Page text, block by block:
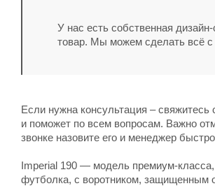
У нас есть собственная
товар. Мы можем сделать всё с
Если нужна консультация –
и поможет по всем вопросам. Важно
звонке назовите его и менеджер
Imperial 190 — модель премиум-класса,
футболка, с воротником, защищенным